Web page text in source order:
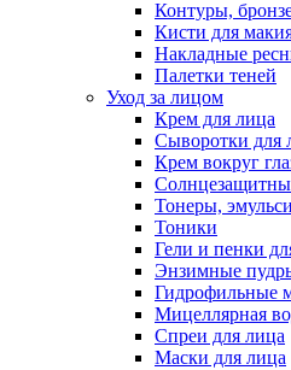
Контуры,
Кисти для
Накладные
Палетки теней
Уход за лицом
Крем для лица
Сыворотки для
Крем вокруг
Тонеры,
Тоники
Гели и пенки
Энзимные
Гидрофильные
Мицеллярная
Спреи для лица
Маски для лица